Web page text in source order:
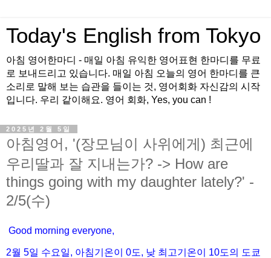
Today's English from Tokyo
아침 영어한마디 - 매일 아침 유익한 영어표현 한마디를 무료
로 보내드리고 있습니다. 매일 아침 오늘의 영어 한마디를 큰
소리로 말해 보는 습관을 들이는 것, 영어회화 자신감의 시작
입니다. 우리 같이해요. 영어 회화, Yes, you can !
2025년 2월 5일
아침영어, '(장모님이 사위에게) 최근에
우리딸과 잘 지내는가? -> How are
things going with my daughter lately?' -
2/5(수)
Good morning everyone,
2월 5일 수요일, 아침기온이 0도, 낮 최고기온이 10도의 도쿄